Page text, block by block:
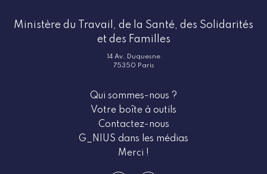
Ministère du Travail, de la Santé, des Solidarités
et des Familles
14 Av. Duquesne
75350 Paris
Qui sommes-nous ?
Votre boîte à outils
Contactez-nous
G_NIUS dans les médias
Merci !